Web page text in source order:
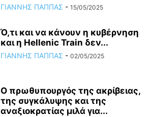
ΓΙΑΝΝΗΣ ΠΑΠΠΑΣ - 15/05/2025
Ό,τι και να κάνουν η κυβέρνηση
και η Hellenic Train δεν...
ΓΙΑΝΝΗΣ ΠΑΠΠΑΣ - 02/05/2025
Ο πρωθυπουργός της ακρίβειας,
της συγκάλυψης και της
αναξιοκρατίας μιλά για...